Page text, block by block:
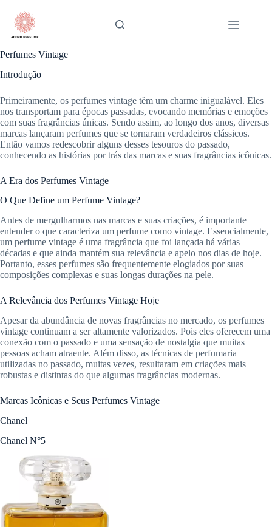
para
conteúdo
Perfumes Vintage
Introdução
Primeiramente, os perfumes vintage têm um charme inigualável. Eles
nos transportam para épocas passadas, evocando memórias e emoções
com suas fragrâncias únicas. Sendo assim, ao longo dos anos, diversas
marcas lançaram perfumes que se tornaram verdadeiros clássicos.
Então vamos redescobrir alguns desses tesouros do passado,
conhecendo as histórias por trás das marcas e suas fragrâncias icônicas.
A Era dos Perfumes Vintage
O Que Define um Perfume Vintage?
Antes de mergulharmos nas marcas e suas criações, é importante
entender o que caracteriza um perfume como vintage. Essencialmente,
um perfume vintage é uma fragrância que foi lançada há várias
décadas e que ainda mantém sua relevância e apelo nos dias de hoje.
Portanto, esses perfumes são frequentemente elogiados por suas
composições complexas e suas longas durações na pele.
A Relevância dos Perfumes Vintage Hoje
Apesar da abundância de novas fragrâncias no mercado, os perfumes
vintage continuam a ser altamente valorizados. Pois eles oferecem uma
conexão com o passado e uma sensação de nostalgia que muitas
pessoas acham atraente. Além disso, as técnicas de perfumaria
utilizadas no passado, muitas vezes, resultaram em criações mais
robustas e distintas do que algumas fragrâncias modernas.
Marcas Icônicas e Seus Perfumes Vintage
Chanel
Chanel N°5